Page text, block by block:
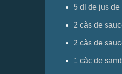
5 dl de jus de
2 càs de
2 càs de
1 càc de